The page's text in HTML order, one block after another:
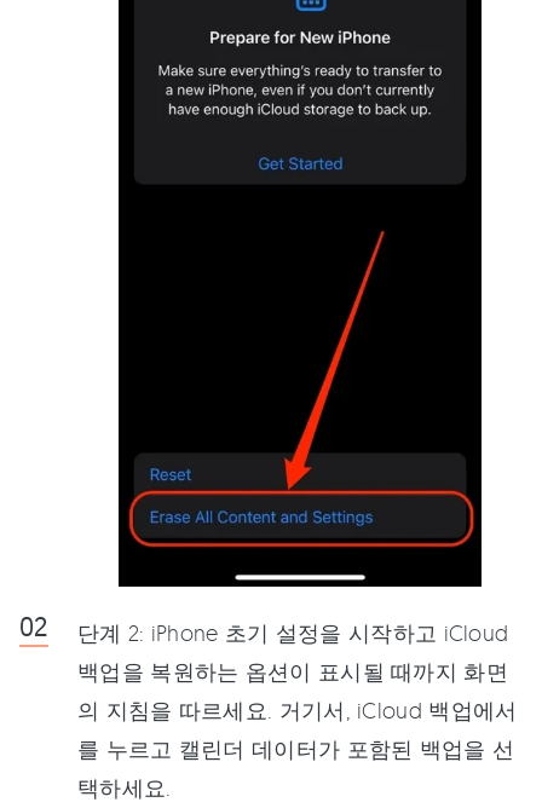
단계 2: iPhone 초기 설정을 시작하고 iCloud
백업을 복원하는 옵션이 표시될 때까지 화면
의 지침을 따르세요. 거기서, iCloud 백업에서
를 누르고 캘린더 데이터가 포함된 백업을 선
택하세요.